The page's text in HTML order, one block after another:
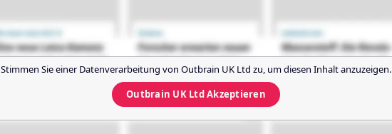
Stimmen Sie einer Datenverarbeitung von Outbrain UK Ltd zu, um diesen Inhalt anzuzeigen.
Outbrain UK LtdAkzeptieren